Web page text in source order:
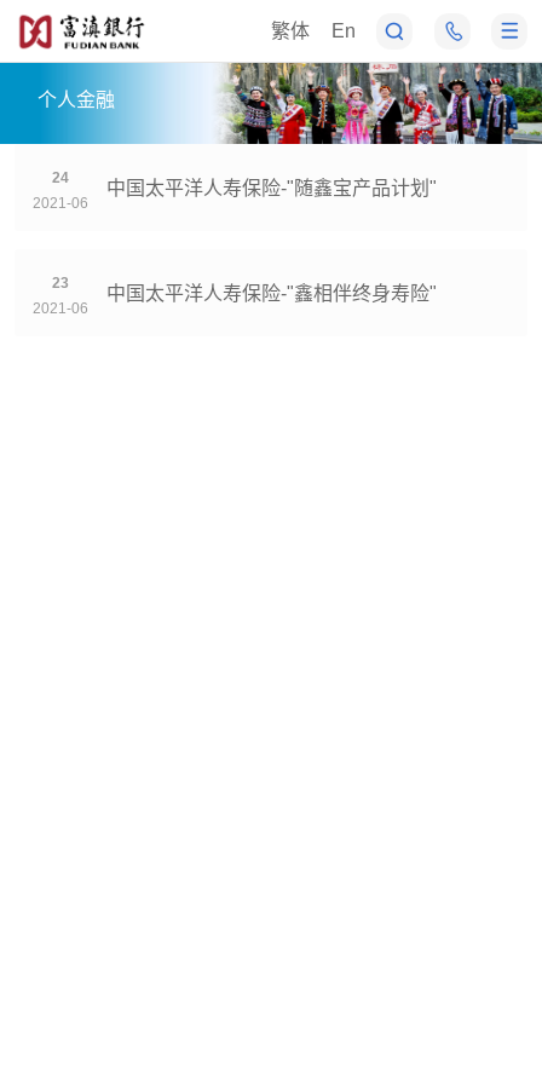
繁体 En
个人金融
24
2021-06
中国太平洋人寿保险-"随鑫宝产品计划"
23
2021-06
中国太平洋人寿保险-"鑫相伴终身寿险"